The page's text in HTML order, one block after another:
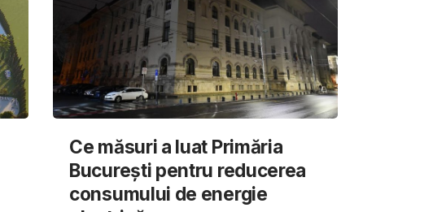
Ce măsuri a luat Primăria
București pentru reducerea
consumului de energie